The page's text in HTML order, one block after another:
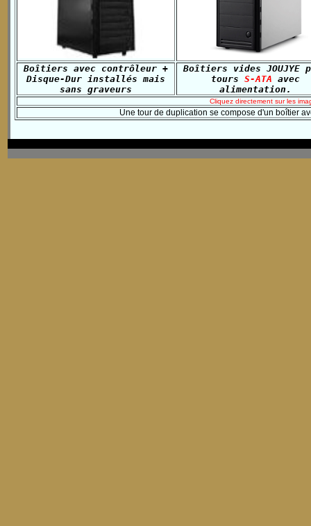
Boîtiers avec contrôleur +
Disque-Dur installés mais
sans graveurs
Boîtiers vides JOUJYE
tours S-ATA avec
alimentation.
Cliquez directement sur les
Une tour de duplication se compose d'un boîtier